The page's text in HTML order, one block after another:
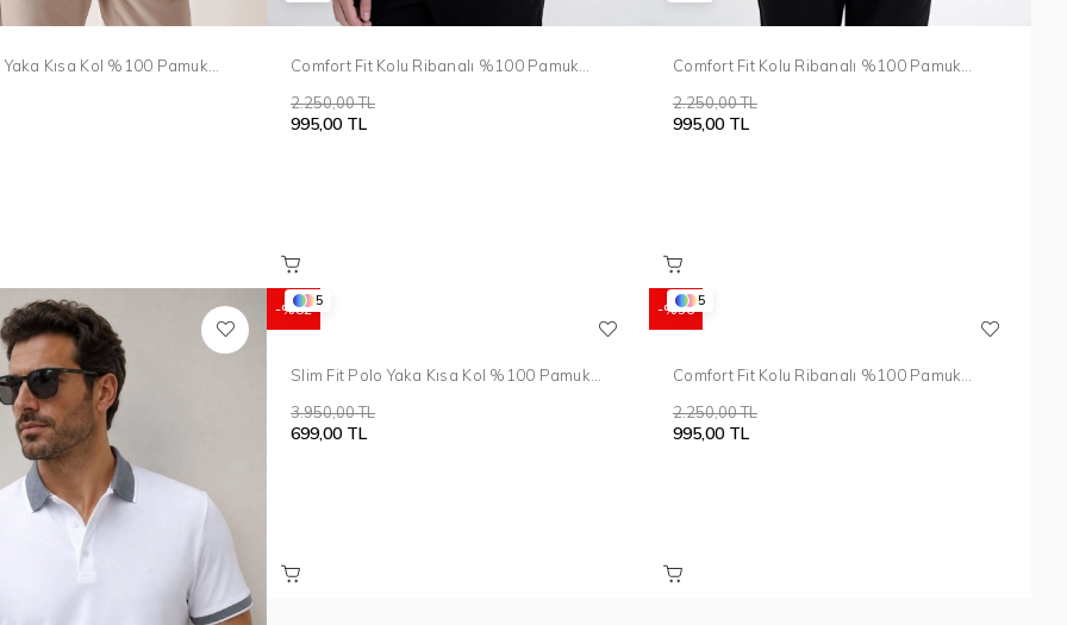
Kısa Kol %100 Pamuk
Comfort Fit Kolu Ribanalı %100 Pamuk
995,00 TL
2.250,00 TL
Comfort Fit Kolu Ribanalı %100 Pamuk
995,00 TL
2.250,00 TL
5
Slim Fit Polo Yaka Kısa Kol %100 Pamuk
699,00 TL
3.950,00 TL
%82 5
Comfort Fit Kolu Ribanalı %100 Pamuk
995,00 TL
2.250,00 TL
%56